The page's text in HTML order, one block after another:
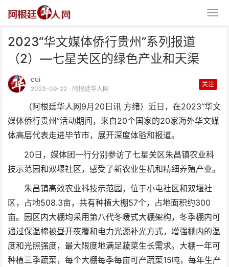
2023“华文媒体侨行贵州”系列报道
（2）—七星关区的绿色产业和天渠
cui
2023-09-22 · 阿根廷华人网
关注
（阿根廷华人网9月20日讯 方绪）近日，在2023“华文
媒体侨行贵州”活动期间，来自20个国家的20家海外华文媒
体高层代表走进毕节市，展开深度体验和报道。
20日，媒体团一行分别参访了七星关区朱昌镇农业科
技示范园和双堰社区，感受了新农业生机和精细养殖产业。
朱昌镇高效农业科技示范园，位于小屯社区和双堰社
区，占地508.3亩，共有种植大棚57个，占地面积约300
亩。园区内大棚均采用第八代冬暖式大棚架构，冬季棚内可
通过保温棉被昼开夜覆和电力光源补光方式，增强棚内的温
度和光照强度，最大限度地满足蔬菜生长需求。大棚一年可
种植三季蔬菜，每个大棚每季每亩可产蔬菜15吨，每年生产
2023“华文媒体侨行贵州”系列报
道（2）—七星关区